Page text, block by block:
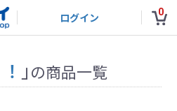
ログイン 0
」の商品一覧